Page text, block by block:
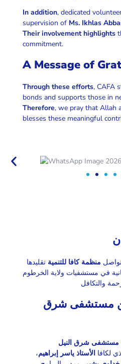
In addition, dedicated
supervision of Ms. Ikhlas
Their involvement highlights
commitment.
A Message of
Through these efforts, CAFA
bonds and supports those in
Therefore, we pray that Allah
blesses these meaningful
منظمة كافا للتنمية تقليدها
من مستشفى شرق
مستشفى شرق النيل
لكافا الأستاذ ياسر إبراهيم،